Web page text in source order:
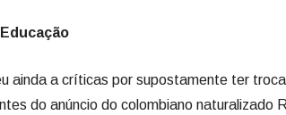
ainda a críticas por supostamente ter
do anúncio do colombiano naturalizado